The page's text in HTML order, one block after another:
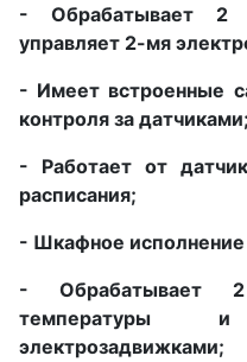
- Обрабатывает 2
управляет 2-мя
- Имеет встроенные
контроля за датчиками;
- Работает от
расписания;
- Шкафное исполнение
- Обрабатывает 2
температуры
электрозадвижками;